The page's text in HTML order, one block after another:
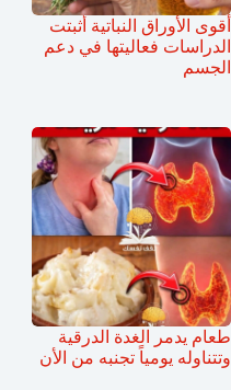
أقوى الأوراق النباتية أثبتت
الدراسات فعاليتها في دعم
الجسم
طعام يدمر الغدة الدرقية
وتتناوله يومياً تجنبه من الأن